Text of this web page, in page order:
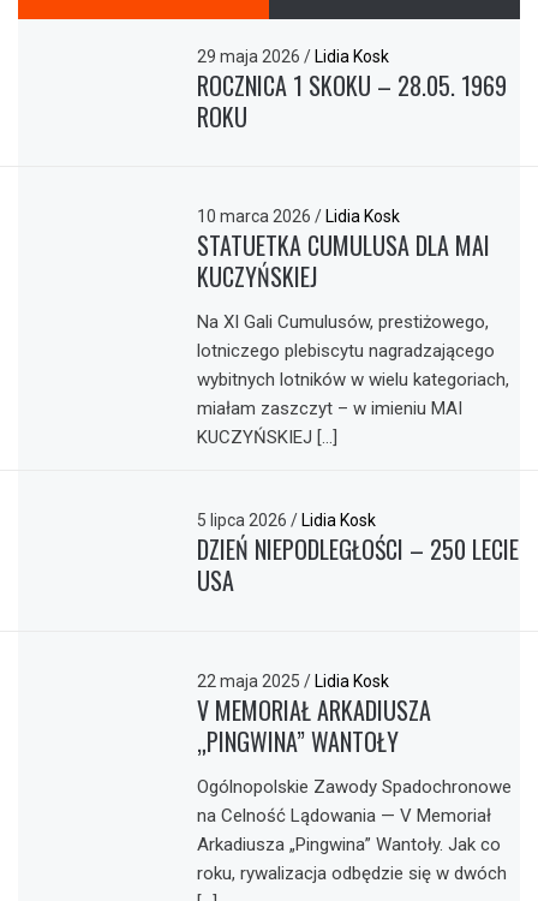
29 maja 2026/ Lidia Kosk
ROCZNICA 1 SKOKU – 28.05. 1969
ROKU
10 marca 2026/ Lidia Kosk
STATUETKA CUMULUSA DLA MAI
KUCZYŃSKIEJ
Na XI Gali Cumulusów, prestiżowego,
lotniczego plebiscytu nagradzającego
wybitnych lotników w wielu kategoriach,
miałam zaszczyt – w imieniu MAI
KUCZYŃSKIEJ […]
5 lipca 2026/ Lidia Kosk
DZIEŃ NIEPODLEGŁOŚCI – 250 LECIE
USA
22 maja 2025/ Lidia Kosk
V MEMORIAŁ ARKADIUSZA
„PINGWINA” WANTOŁY
Ogólnopolskie Zawody Spadochronowe
na Celność Lądowania — V Memoriał
Arkadiusza „Pingwina” Wantoły. Jak co
roku, rywalizacja odbędzie się w dwóch